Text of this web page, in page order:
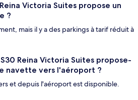
Victoria Suites propose un
?
mais il y a des parkings à tarif réduit à
Reina Victoria Suites propose-
navette vers l'aéroport ?
et depuis l'aéroport est disponible.